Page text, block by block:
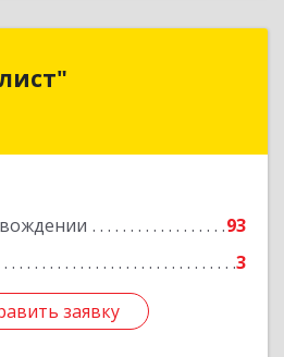
93
3
заявку
обл, Орехово-Зуево г,
заявку